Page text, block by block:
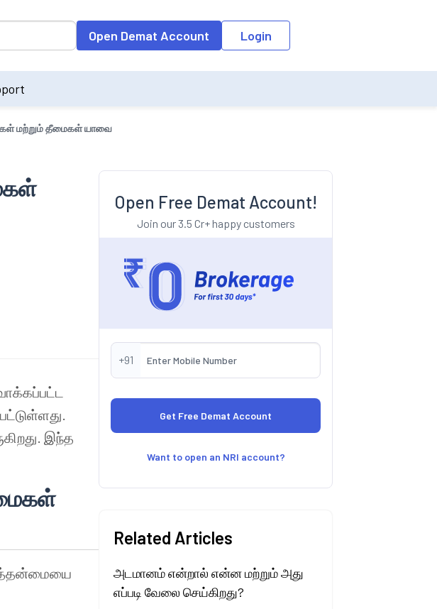
On entering data into the input field, the suggestion list will be updated as per the
Open Demat Account Login
மற்றும் தீமைகள் யாவை
இந்த
Open Free Demat Account!
Join our 3.5 Cr+ happy customers
+91
Want to open an NRI account?
Related Articles
அடமானம் என்றால் என்ன மற்றும் அது
எப்படி வேலை செய்கிறது?